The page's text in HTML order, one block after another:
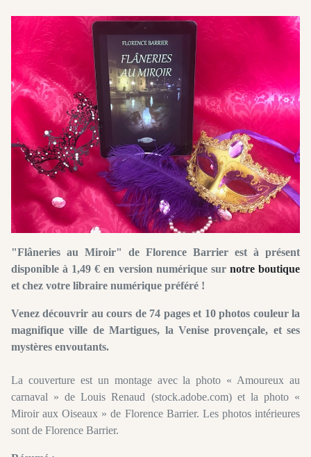
"Flâneries au Miroir" de Florence Barrier est à présent
disponible à 1,49 € en version numérique sur notre boutique
et chez votre libraire numérique préféré !
Venez découvrir au cours de 74 pages et 10 photos couleur la
magnifique ville de Martigues, la Venise provençale, et ses
mystères envoutants.
La couverture est un montage avec la photo « Amoureux au
carnaval » de Louis Renaud (stock.adobe.com) et la photo «
Miroir aux Oiseaux » de Florence Barrier. Les photos intérieures
sont de Florence Barrier.